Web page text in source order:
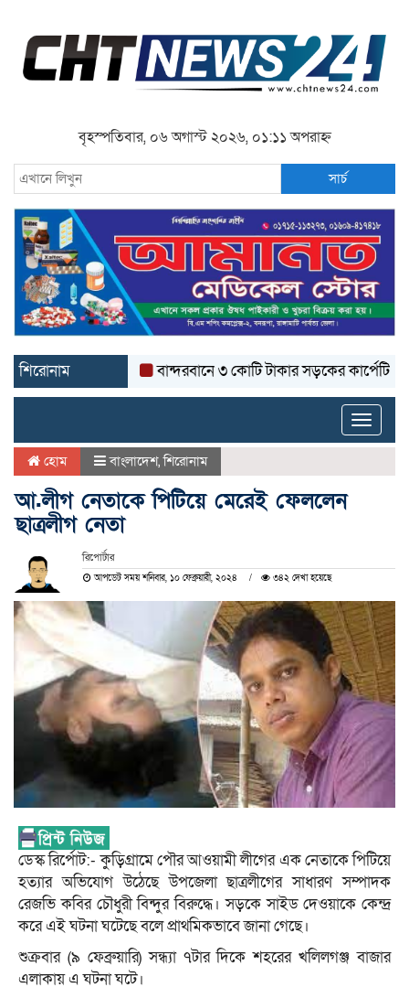
বৃহস্পতিবার, ০৬ অগাস্ট ২০২৬, ০১:১১ অপরাহ্ন
সার্চ
শিরোনাম বান্দরবানে ৩ কোটি টাকার সড়কের কার্পেটিং উঠে
Toggle
হোম বাংলাদেশ,শিরোনাম
আ.লীগ নেতাকে পিটিয়ে মেরেই ফেললেন
ছাত্রলীগ নেতা
রিপোর্টার
আপডেট সময় শনিবার, ১০ ফেব্রুয়ারী, ২০২৪ ৩৪২ দেখা হয়েছে
ডেস্ক রির্পোট:- কুড়িগ্রামে পৌর আওয়ামী লীগের এক নেতাকে পিটিয়ে
হত্যার অভিযোগ উঠেছে উপজেলা ছাত্রলীগের সাধারণ সম্পাদক
রেজভি কবির চৌধুরী বিন্দুর বিরুদ্ধে। সড়কে সাইড দেওয়াকে কেন্দ্র
করে এই ঘটনা ঘটেছে বলে প্রাথমিকভাবে জানা গেছে।
শুক্রবার (৯ ফেব্রুয়ারি) সন্ধ্যা ৭টার দিকে শহরের খলিলগঞ্জ বাজার
এলাকায় এ ঘটনা ঘটে।